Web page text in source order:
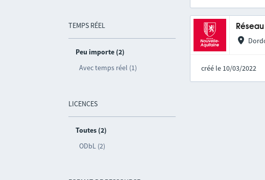
TEMPS RÉEL
Peu importe (2)
Avec temps réel (1)
LICENCES
Toutes (2)
ODbL (2)
créé le 10/03/2022